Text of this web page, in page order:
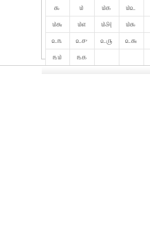
௯ ௰ ௰௧ ௰௨
௰௬
௰௭ ௰௮ ௰௯
௨௩
௨௪ ௨௫ ௨௬
௩௰
௩௧